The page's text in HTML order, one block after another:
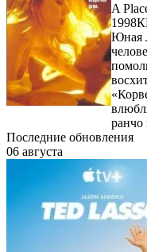
A
1998
Юная
ранчо
Последние обновления
06 августа